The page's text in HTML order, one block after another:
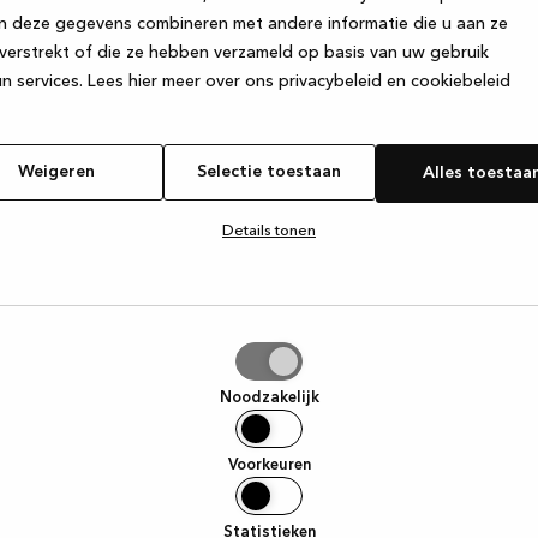
deze gegevens combineren met andere informatie die u aan ze
of die ze hebben verzameld op basis van uw gebruik
services. Lees hier meer over ons privacybeleid en cookiebeleid
Weigeren Selectie toestaan Alles
Details tonen
Noodzakelijk
Voorkeuren
Statistieken
has occurred while loadingwww.kvik.nl (see the